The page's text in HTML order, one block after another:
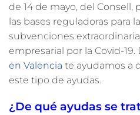
de 14 de mayo, del Consell,
las bases reguladoras para
subvenciones
empresarial por la Covid-19.
en Valencia te ayudamos a
este tipo de ayudas.
¿De qué ayudas se